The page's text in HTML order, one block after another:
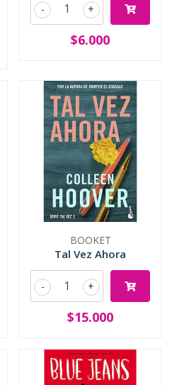
+
-
$6.000
BOOKET
Tal Vez Ahora
+
-
$15.000